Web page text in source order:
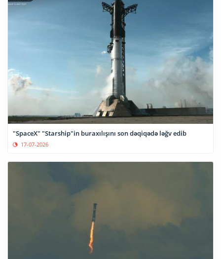
"SpaceX" "Starship"in buraxılışını son dəqiqədə ləğv edib
17-07-2026